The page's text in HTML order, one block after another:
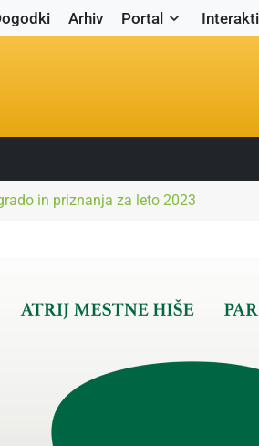
Arhiv Portal
in priznanja za leto 2023